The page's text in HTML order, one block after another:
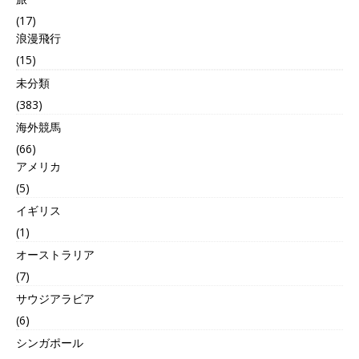
(17)
浪漫飛行
(15)
未分類
(383)
海外競馬
(66)
アメリカ
(5)
イギリス
(1)
オーストラリア
(7)
サウジアラビア
(6)
シンガポール